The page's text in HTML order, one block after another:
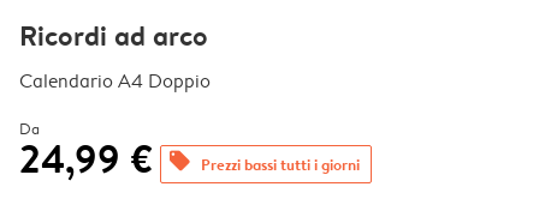
Ricordi ad arco
Calendario A4 Doppio
Da
24,99 € offers Prezzi bassi tutti i giorni